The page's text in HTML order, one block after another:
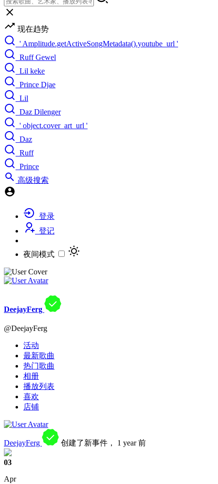
现在趋势
' Amplitude.getActiveSongMetadata().youtube_url '
Ruff Gewel
Lil keke
Prince Djae
Lil
Daz Dilenger
' object.cover_art_url '
Daz
Ruff
Prince
高级搜索
登录
登记
夜间模式
DeejayFerg
@DeejayFerg
活动
最新歌曲
热门歌曲
相册
播放列表
喜欢
店铺
DeejayFerg 创建了新事件， 1 year 前
03
Apr